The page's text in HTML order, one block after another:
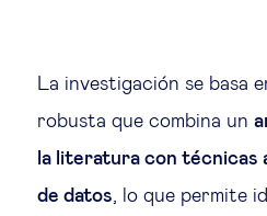
La investigación se basa
robusta que combina un
la literatura con técnicas
de datos, lo que permite